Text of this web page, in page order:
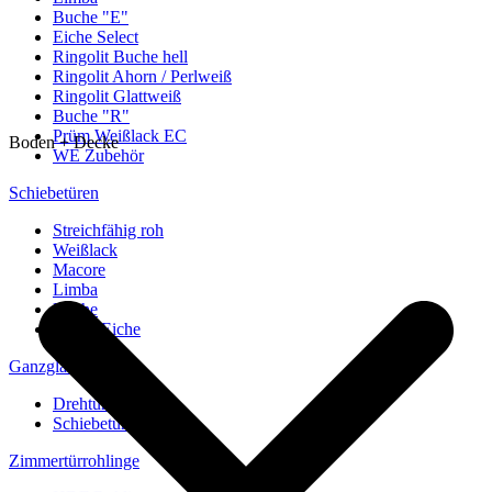
Buche "E"
Eiche Select
Ringolit Buche hell
Ringolit Ahorn / Perlweiß
Ringolit Glattweiß
Buche "R"
Prüm Weißlack EC
WE Zubehör
Schiebetüren
Streichfähig roh
Weißlack
Macore
Limba
Buche
europ. Eiche
Ganzglastüren
Drehtüren
Schiebetüren
Zimmertürrohlinge
Boden + Decke